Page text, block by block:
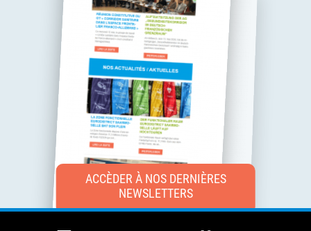
ACCÈDER À NOS DERNIÈRES
NEWSLETTERS